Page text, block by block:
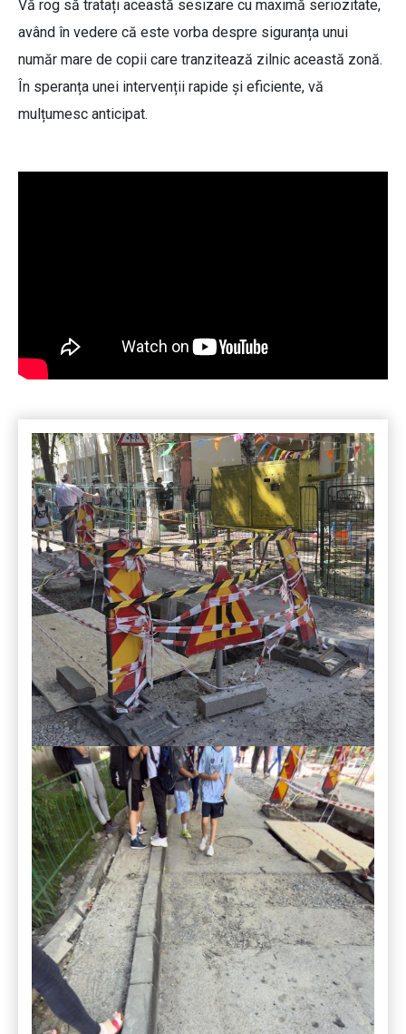
Vă rog să tratați această sesizare cu maximă seriozitate,
având în vedere că este vorba despre siguranța unui
număr mare de copii care tranzitează zilnic această zonă.
În speranța unei intervenții rapide și eficiente, vă
mulțumesc anticipat.